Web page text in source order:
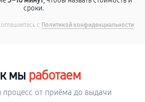
сроки.
с Политикой конфиденциальности
мы работаем
от приёма до выдачи